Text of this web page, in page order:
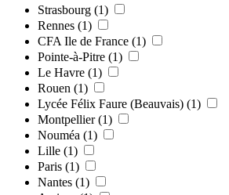
Strasbourg (1)
Rennes (1)
CFA Ile de France (1)
Pointe-à-Pitre (1)
Le Havre (1)
Rouen (1)
Lycée Félix Faure (Beauvais) (1)
Montpellier (1)
Nouméa (1)
Lille (1)
Paris (1)
Nantes (1)